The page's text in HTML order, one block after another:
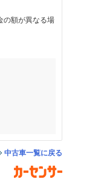
の額が異なる場
中古車一覧に戻る